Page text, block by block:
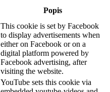
Popis
This cookie is set by Facebook
to display advertisements when
either on Facebook or on a
digital platform powered by
Facebook advertising, after
visiting the website.
YouTube sets this cookie via